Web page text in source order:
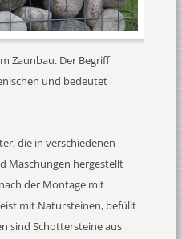
Zaunbau. Der Begriff
und bedeutet
die in verschiedenen
Maschungen hergestellt
der Montage mit
mit Natursteinen, befüllt
sind Schottersteine aus